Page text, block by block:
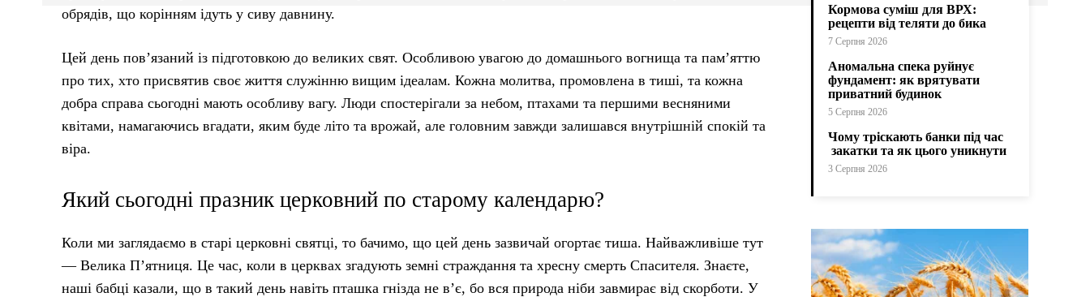
обрядів, що корінням ідуть у сиву давнину.
Цей день пов’язаний із підготовкою до великих свят. Особливою увагою до домашнього вогнища та пам’яттю
про тих, хто присвятив своє життя служінню вищим ідеалам. Кожна молитва, промовлена в тиші, та кожна
добра справа сьогодні мають особливу вагу. Люди спостерігали за небом, птахами та першими весняними
квітами, намагаючись вгадати, яким буде літо та врожай, але головним завжди залишався внутрішній спокій та
віра.
Який сьогодні празник церковний по старому календарю?
Коли ми заглядаємо в старі церковні святці, то бачимо, що цей день зазвичай огортає тиша. Найважливіше тут
— Велика П’ятниця. Це час, коли в церквах згадують земні страждання та хресну смерть Спасителя. Знаєте,
наші бабці казали, що в такий день навіть пташка гнізда не в’є, бо вся природа ніби завмирає від скорботи. У
Кормова суміш для ВРХ:
рецепти від теляти до бика
7 Серпня 2026
Аномальна спека руйнує
фундамент: як врятувати
приватний будинок
5 Серпня 2026
Чому тріскають банки під час
закатки та як цього уникнути
3 Серпня 2026